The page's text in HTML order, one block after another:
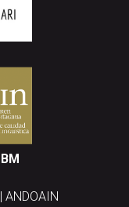
ANDOAIN